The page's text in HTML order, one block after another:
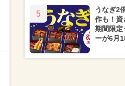
5
うなぎ2
作も！資
期間限定
ーが6月